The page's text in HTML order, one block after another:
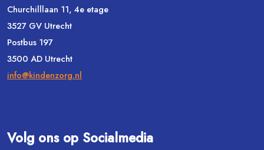
Churchilllaan 11, 4e etage
3527 GV Utrecht
Postbus 197
3500 AD Utrecht
info@kindenzorg.nl
Volg ons op Socialmedia